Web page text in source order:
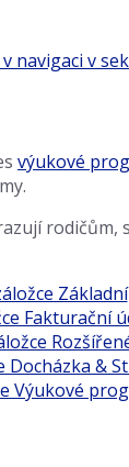
výukové
rodičům,